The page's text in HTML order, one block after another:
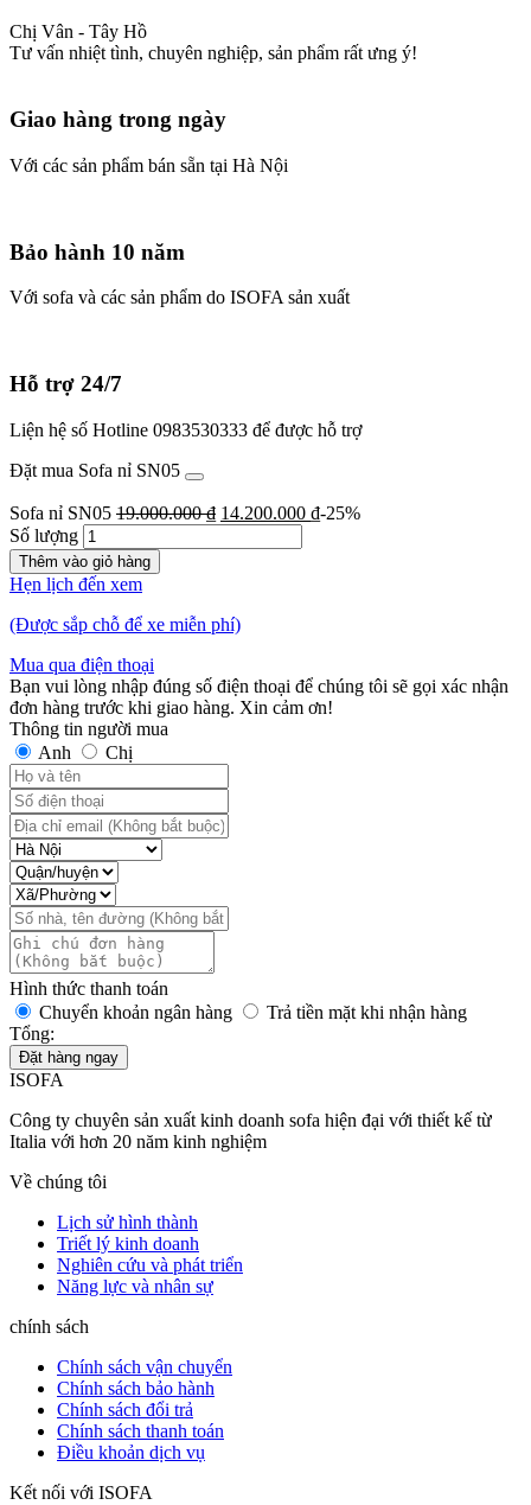
Chị Vân - Tây Hồ
Tư vấn nhiệt tình, chuyên nghiệp, sản phẩm rất ưng ý!
Giao hàng trong ngày
Với các sản phẩm bán sẵn tại Hà Nội
Bảo hành 10 năm
Với sofa và các sản phẩm do ISOFA sản xuất
Hỗ trợ 24/7
Liện hệ số Hotline 0983530333 để được hỗ trợ
Đặt mua Sofa nỉ SN05
Sofa nỉ SN05 19.000.000₫ 14.200.000 ₫-25%
Số lượng
Thêm vào giỏ hàng
Hẹn lịch đến xem
(Được sắp chỗ để xe miễn phí)
Mua qua điện thoại
Bạn vui lòng nhập đúng số điện thoại để chúng tôi sẽ gọi xác nhận
đơn hàng trước khi giao hàng. Xin cảm ơn!
Thông tin người mua
Anh
Chị
Hình thức thanh toán
Chuyển khoản ngân hàng
Trả tiền mặt khi nhận hàng
Tổng:
Đặt hàng ngay
ISOFA
Công ty chuyên sản xuất kinh doanh sofa hiện đại với thiết kế từ
Italia với hơn 20 năm kinh nghiệm
Về chúng tôi
Lịch sử hình thành
Triết lý kinh doanh
Nghiên cứu và phát triển
Năng lực và nhân sự
chính sách
Chính sách vận chuyển
Chính sách bảo hành
Chính sách đổi trả
Chính sách thanh toán
Điều khoản dịch vụ
Kết nối với ISOFA